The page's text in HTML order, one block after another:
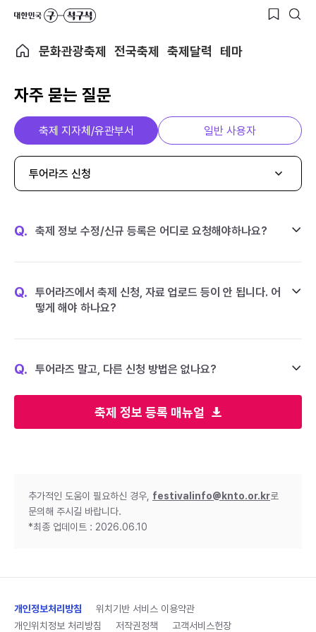
문화관광축제 전국축제 축제달력 테마
자주 묻는 질문
축제 정보 등록 매뉴얼
축제 지자체/유관부서 일반 사용자
투어라즈 신청
Q. 축제 정보 수정/신규 등록은 어디로 요청해야하나요?
Q.
투어라즈에서 축제 신청, 자료 업로드 등이 안 됩니다. 어
떻게 해야 하나요?
Q. 투어라즈 말고, 다른 신청 방법은 없나요?
추가적인 도움이 필요하신 경우, festivalinfo@knto.or.kr로
문의해 주시길 바랍니다.
*최종 업데이트 : 2026.06.10
개인정보처리방침
위치기반 서비스 이용약관
개인위치정보 처리방침
저작권정책 고객서비스헌장